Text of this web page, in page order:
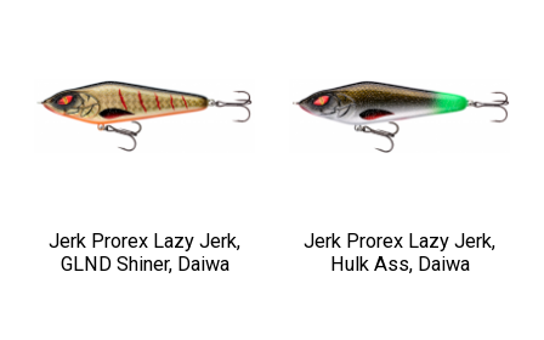
Jerk Prorex Lazy Jerk,
GLND Shiner, Daiwa
Jerk Prorex Lazy Jerk,
Hulk Ass, Daiwa